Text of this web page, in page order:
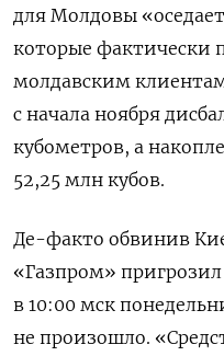
для Молдовы
которые фактически
молдавским
с начала ноября
кубометров, а
52,25 млн кубов.
Де-факто обвинив
«Газпром»
в 10:00 мск
не произошло.